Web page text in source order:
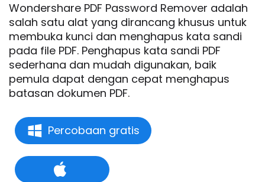
Wondershare PDF Password Remover adalah
salah satu alat yang dirancang khusus untuk
membuka kunci dan menghapus kata sandi
pada file PDF. Penghapus kata sandi PDF
sederhana dan mudah digunakan, baik
pemula dapat dengan cepat menghapus
batasan dokumen PDF.
Percobaan gratis